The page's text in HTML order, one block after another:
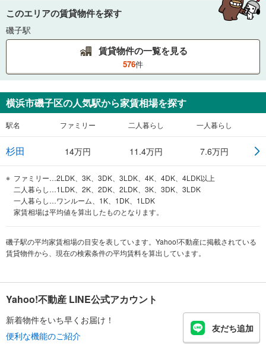
このエリアの賃貸物件を探す
磯子駅
賃貸物件の一覧を見る
576件
横浜市磯子区の人気駅から家賃相場を探す
駅名 ファミリー 二人暮らし 一人暮らし
杉田 14万円 11.4万円 7.6万円
ファミリー…2LDK、3K、3DK、3LDK、4K、4DK、4LDK以上
二人暮らし…1LDK、2K、2DK、2LDK、3K、3DK、3LDK
一人暮らし…ワンルーム、1K、1DK、1LDK
家賃相場は平均値を算出したものとなります。
磯子駅の平均家賃相場の目安を表しています。Yahoo!不動産に掲載されている
賃貸物件から、現在の検索条件の平均賃料を算出しています。
Yahoo!不動産 LINE公式アカウント
新着物件をいち早くお届け！
便利な機能のご紹介
友だち追加